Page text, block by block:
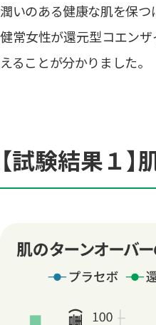
潤いのある健康な肌を保つ
健常女性が還元型コエン
えることが分かりました。
【試験結果１